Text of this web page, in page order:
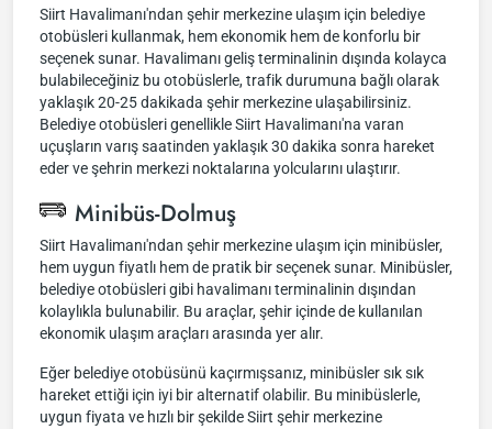
Siirt Havalimanı'ndan şehir merkezine ulaşım için belediye
otobüsleri kullanmak, hem ekonomik hem de konforlu bir
seçenek sunar. Havalimanı geliş terminalinin dışında kolayca
bulabileceğiniz bu otobüslerle, trafik durumuna bağlı olarak
yaklaşık 20-25 dakikada şehir merkezine ulaşabilirsiniz.
Belediye otobüsleri genellikle Siirt Havalimanı'na varan
uçuşların varış saatinden yaklaşık 30 dakika sonra hareket
eder ve şehrin merkezi noktalarına yolcularını ulaştırır.
Minibüs-Dolmuş
Siirt Havalimanı'ndan şehir merkezine ulaşım için minibüsler,
hem uygun fiyatlı hem de pratik bir seçenek sunar. Minibüsler,
belediye otobüsleri gibi havalimanı terminalinin dışından
kolaylıkla bulunabilir. Bu araçlar, şehir içinde de kullanılan
ekonomik ulaşım araçları arasında yer alır.
Eğer belediye otobüsünü kaçırmışsanız, minibüsler sık sık
hareket ettiği için iyi bir alternatif olabilir. Bu minibüslerle,
uygun fiyata ve hızlı bir şekilde Siirt şehir merkezine